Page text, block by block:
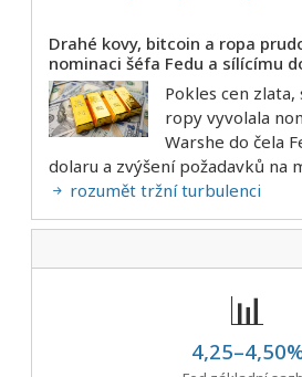
Drahé kovy, bitcoin a ropa
nominaci šéfa Fedu a sílícímu
Pokles cen
ropy vyvolala
Warshe do čela
dolaru a zvýšení požadavků na
rozumět tržní turbulenci
📊